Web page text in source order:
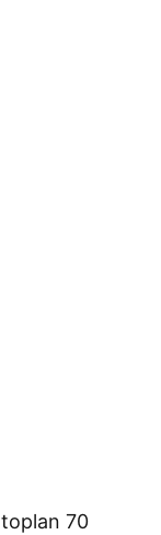
70